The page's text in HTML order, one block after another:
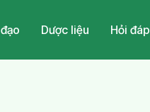
Dược liệu Hỏi đáp